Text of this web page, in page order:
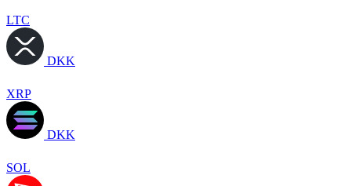
LTC
DKK
XRP
DKK
SOL